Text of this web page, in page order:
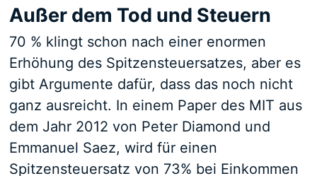
Außer dem Tod und Steuern
70 % klingt schon nach einer enormen
Erhöhung des Spitzensteuersatzes, aber es
gibt Argumente dafür, dass das noch nicht
ganz ausreicht. In einem Paper des MIT aus
dem Jahr 2012 von Peter Diamond und
Emmanuel Saez, wird für einen
Spitzensteuersatz von 73% bei Einkommen